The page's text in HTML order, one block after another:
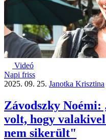
Videó
Napi friss
2025. 09. 25. Janotka Krisztina
Závodszky
volt, hogy
nem sikerült"